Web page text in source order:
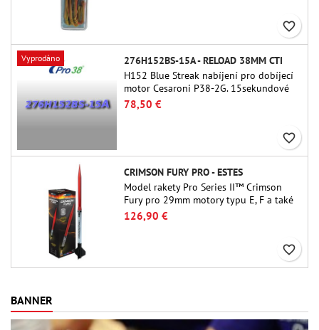
favorite_border
Vyprodáno
276H152BS-15A - RELOAD 38MM CTI
H152 Blue Streak nabíjení pro dobíjecí
motor Cesaroni P38-2G. 15sekundové
zpoždění je nastavitelné pomocí
nástroje ProDAT 38
78,50 €
favorite_border
CRIMSON FURY PRO - ESTES
Model rakety Pro Series II™ Crimson
Fury pro 29mm motory typu E, F a také
G. Crimson Fury, navržený pro pokročilé
raketové nadšence, nabízí vzrušující
stavu a zážitek ze stavby, který je stejně
126,90 €
favorite_border
BANNER